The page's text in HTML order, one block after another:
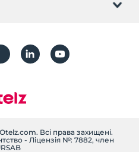
Всі права захищені.
- Ліцензія №: 7882, член